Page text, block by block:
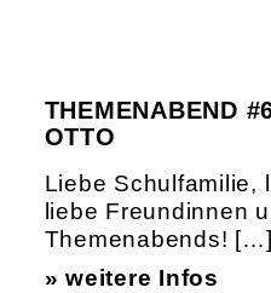
THEMENABEND
OTTO
Liebe Schulfamilie,
liebe Freundinnen
Themenabends! […]
» weitere Infos